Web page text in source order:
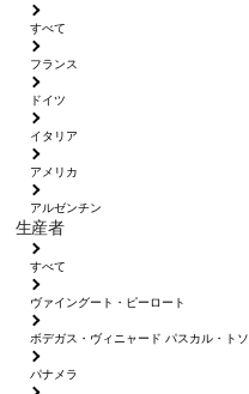
すべて
フランス
ドイツ
イタリア
アメリカ
アルゼンチン
生産者
すべて
ヴァイングート・ピーロート
ボデガス・ヴィニャード パスカル・トソ
パナメラ